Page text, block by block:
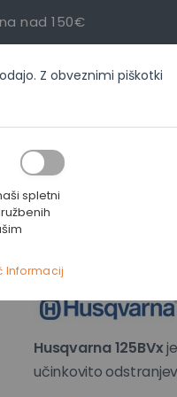
spletni
Informacij
Z obveznimi piškotki
nad 150€
KONTAKT
Husqvarna
Husqvarna 125BVx
učinkovito